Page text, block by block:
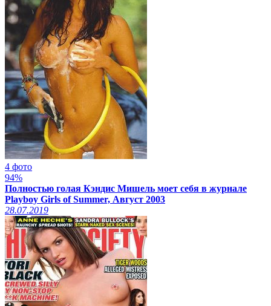
4 фото
94%
Полностью голая Кэндис Мишель моет себя в журнале
Playboy Girls of Summer, Август 2003
28.07.2019